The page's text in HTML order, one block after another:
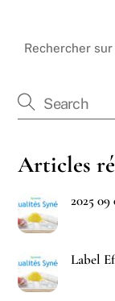
Rechercher
Articles
2025 09
Label